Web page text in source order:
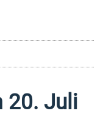
20. Juli